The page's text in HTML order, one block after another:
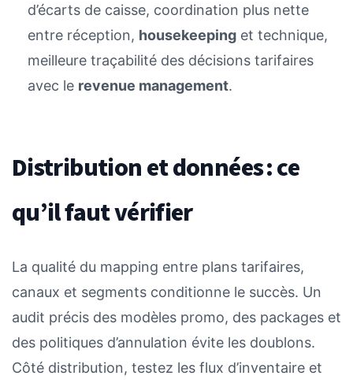
d’écarts de caisse, coordination plus nette
entre réception, housekeeping et technique,
meilleure traçabilité des décisions tarifaires
avec le revenue management.
Distribution et données : ce
qu’il faut vérifier
La qualité du mapping entre plans tarifaires,
canaux et segments conditionne le succès. Un
audit précis des modèles promo, des packages et
des politiques d’annulation évite les doublons.
Côté distribution, testez les flux d’inventaire et